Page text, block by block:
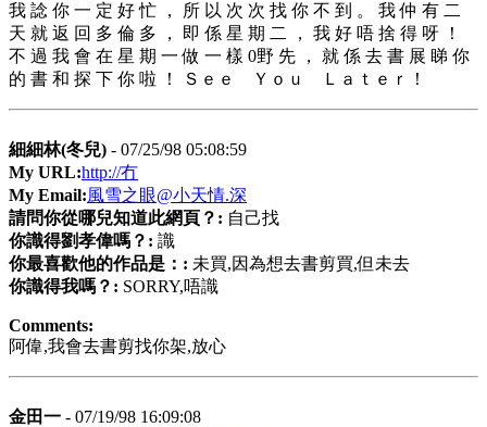
我 諗 你 一 定 好 忙 ， 所 以 次 次 找 你 不 到 。 我 仲 有 二
天 就 返 回 多 倫 多 ， 即 係 星 期 二 ， 我 好 唔 捨 得 呀 ！
不 過 我 會 在 星 期 一 做 一 樣 0野 先 ， 就 係 去 書 展 睇 你
的 書 和 探 下 你 啦 ！ Ｓｅｅ Ｙｏｕ Ｌａｔｅｒ！
細細林(冬兒) - 07/25/98 05:08:59
My URL:http://冇
My Email:風雪之眼@小天情.深
請問你從哪兒知道此網頁？: 自己找
你識得劉孝偉嗎？: 識
你最喜歡他的作品是：: 未買,因為想去書剪買,但未去
你識得我嗎？: SORRY,唔識
Comments:
阿偉,我會去書剪找你架,放心
金田一 - 07/19/98 16:09:08